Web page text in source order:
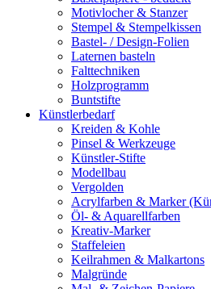
Motivlocher & Stanzer
Stempel & Stempelkissen
Bastel- / Design-Folien
Laternen basteln
Falttechniken
Holzprogramm
Buntstifte
Künstlerbedarf
Kreiden & Kohle
Pinsel & Werkzeuge
Künstler-Stifte
Modellbau
Vergolden
Acrylfarben & Marker
Öl- & Aquarellfarben
Kreativ-Marker
Staffeleien
Keilrahmen & Malkartons
Malgründe